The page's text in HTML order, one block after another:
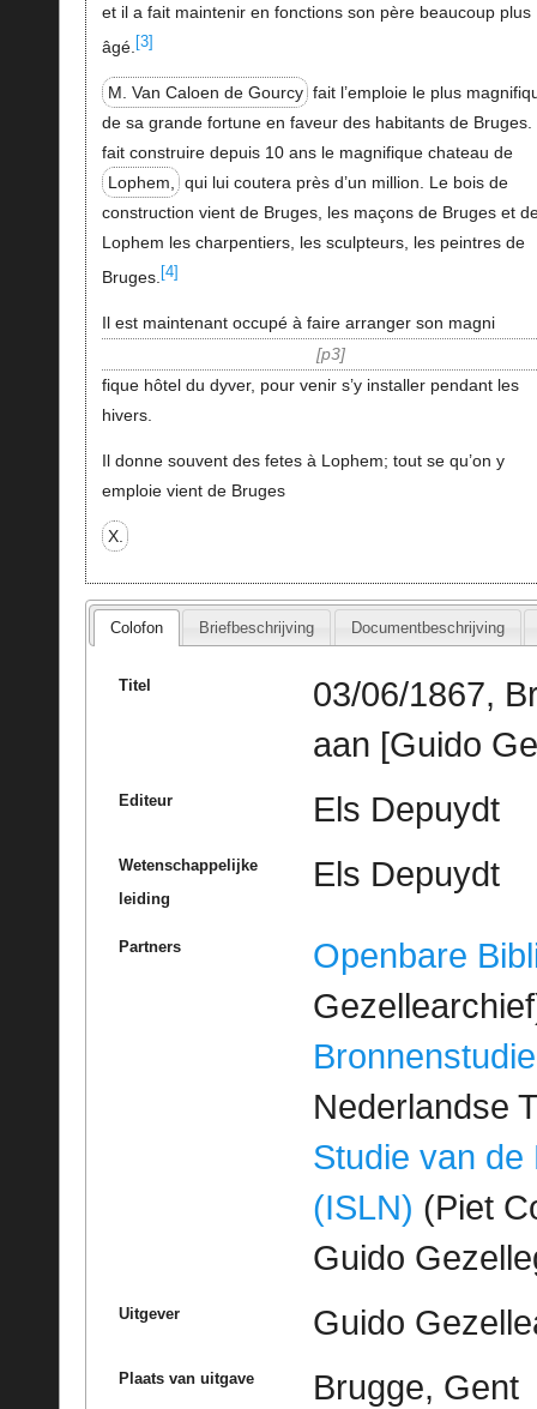
et il a fait maintenir en fonctions son père beaucoup plus
âgé. [3]
M. Van Caloen de Gourcy fait l’emploie le plus
de sa grande fortune en faveur des habitants de Bruges.
fait construire depuis 10 ans le magnifique chateau de
Lophem,
qui lui coutera près d’un million. Le bois de
construction vient de Bruges, les maçons de Bruges et
Lophem les charpentiers, les sculpteurs, les peintres de
Bruges. [4]
Il est maintenant occupé à faire arranger son magni
p3
fique hôtel du dyver, pour venir s’y installer pendant les
hivers.
Il donne souvent des fetes à Lophem; tout se qu’on y
emploie vient de Bruges
X.
Colofon Briefbeschrijving Documentbeschrijving
Titel
03/06/1867,
aan [Guido
Editeur Els Depuydt
Wetenschappelijke
leiding
Els Depuydt
Partners
Openbare
Bronnenstudie
Nederlandse
Studie van de
(ISLN) (Piet
Guido
Uitgever Guido
Plaats van uitgave Brugge, Gent